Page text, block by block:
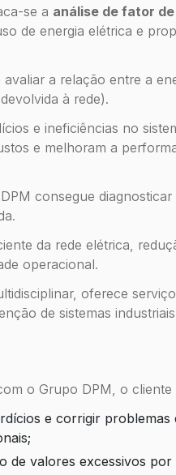
se a análise de fator
de energia elétrica e
avaliar a relação entre a
à rede).
e ineficiências no
e melhoram a
consegue
da rede elétrica,
operacional.
oferece
de sistemas
o Grupo DPM, o cliente